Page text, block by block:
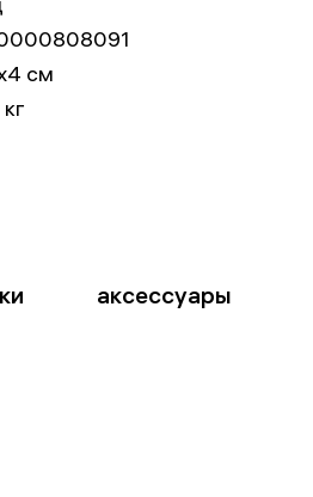
см
аксессуары